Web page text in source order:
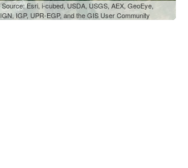
Esri, i-cubed, USDA, USGS, AEX, GeoEye,
IGP, UPR-EGP, and the GIS User Community